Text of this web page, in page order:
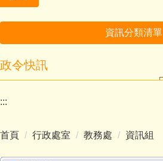
資訊分類清單
最新消息
政令快訊
:::
首頁 行政處室 教務處 資訊組